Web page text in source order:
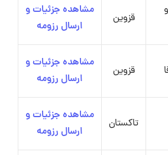
قزوین
مشاهده جزئیات و
ارسال رزومه
قزوین
مشاهده جزئیات و
ارسال رزومه
تاکستان
مشاهده جزئیات و
ارسال رزومه